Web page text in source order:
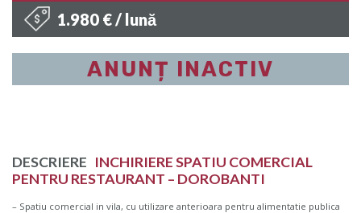
1.980 € / lună
ANUNȚ INACTIV
DESCRIERE INCHIRIERE SPATIU COMERCIAL
PENTRU RESTAURANT – DOROBANTI
– Spatiu comercial in vila, cu utilizare anterioara pentru alimentatie publica